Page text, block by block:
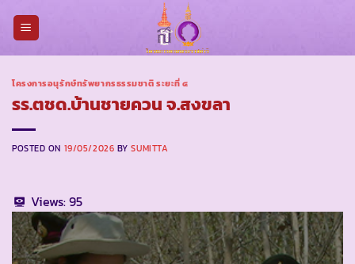
โครงการอนุรักษ์ทรัพยากรธรรมชาติ ระยะที่ ๔
รร.ตชด.บ้านชายควน จ.สงขลา
POSTED ON 19/05/2026 BYSUMITTA
Views:95